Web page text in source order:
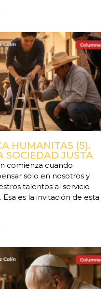
HUMANITAS (5).
SOCIEDAD JUSTA
comienza cuando
solo en nosotros y
talentos al servicio
Esa es la invitación de esta